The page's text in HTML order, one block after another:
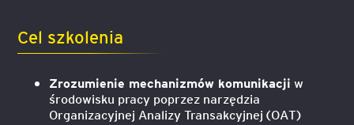
Cel szkolenia
Zrozumienie mechanizmów komunikacji w
środowisku pracy poprzez narzędzia
Organizacyjnej Analizy Transakcyjnej (OAT)